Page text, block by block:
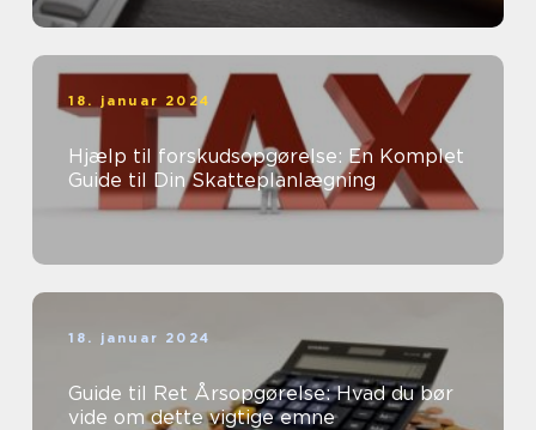
18. januar 2024
Hjælp til forskudsopgørelse: En Komplet
Guide til Din Skatteplanlægning
18. januar 2024
Guide til Ret Årsopgørelse: Hvad du bør
vide om dette vigtige emne